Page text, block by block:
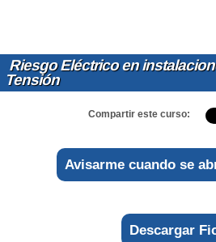
Riesgo Eléctrico en
Tensión
Compartir este curso:
Avisarme cuando se
Descargar